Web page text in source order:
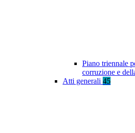
Piano triennale
corruzione e
Atti generali 45